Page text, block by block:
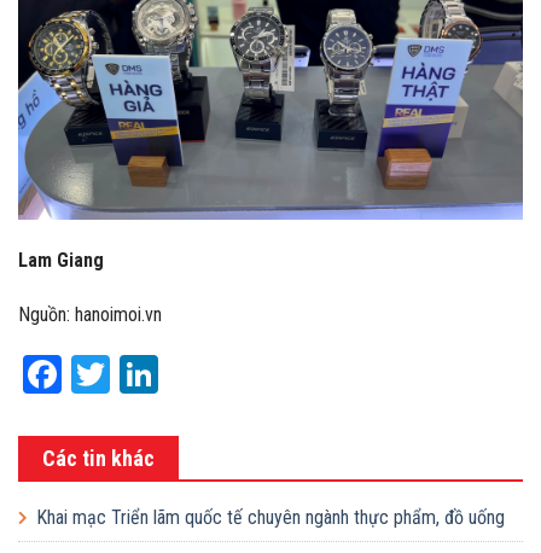
Lam Giang
Nguồn: hanoimoi.vn
Facebook
Twitter
Các tin khác
Khai mạc Triển lãm quốc tế chuyên ngành thực phẩm, đồ uống